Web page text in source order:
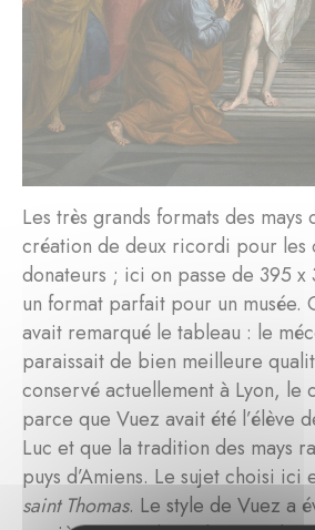
Les très grands formats des mays
création de deux ricordi pour les
donateurs ; ici on passe de 395 x
un format parfait pour un musée.
avait remarqué le tableau : le
paraissait de bien meilleure
conservé actuellement à Lyon, le
parce que Vuez avait été l’élève
Luc et que la tradition des mays
puys d’Amiens. Le sujet choisi ici
saint Thomas. Le style de Vuez a